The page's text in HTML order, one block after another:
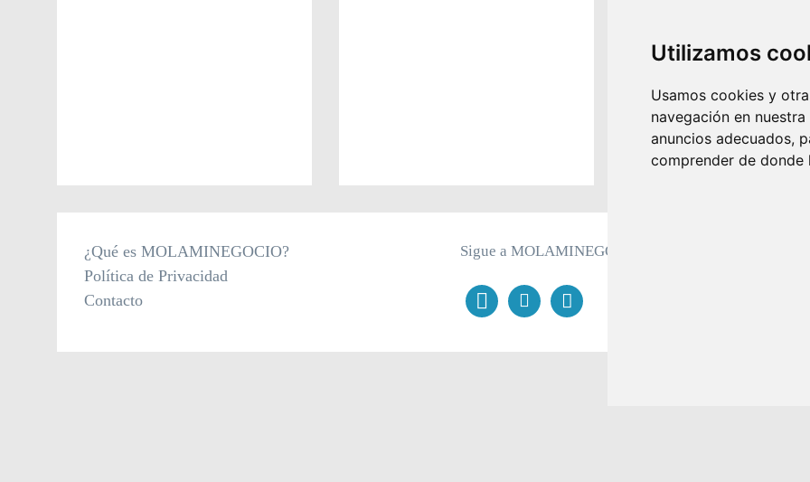
Utilizamos
Usamos cookies y
navegación en
anuncios adecuados,
comprender de donde
¿Qué es MOLAMINEGOCIO?
Política de Privacidad
Contacto
Sigue a MOLAMINEGOCIO